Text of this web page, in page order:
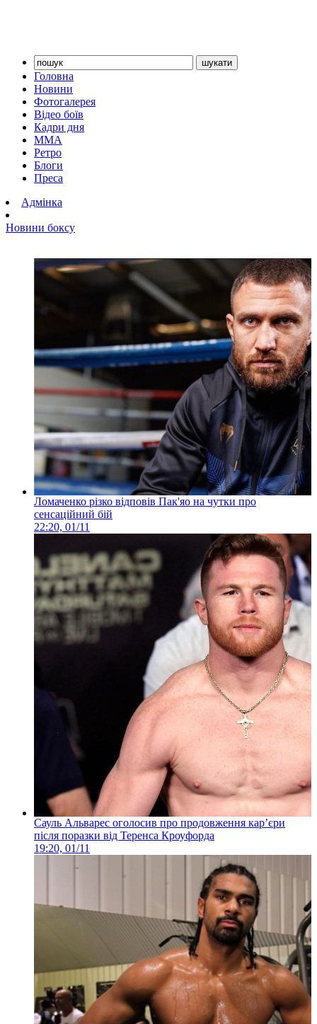
Головна
Новини
Фотогалерея
Відео боїв
Кадри дня
ММА
Ретро
Блоги
Преса
Адмінка
Новини боксу
Ломаченко різко відповів Пак'яо на чутки про
сенсаційний бій
22:20, 01/11
Сауль Альварес оголосив про продовження кар’єри
після поразки від Теренса Кроуфорда
19:20, 01/11